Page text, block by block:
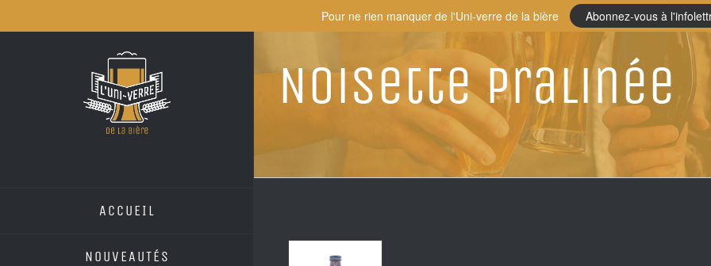
to
ACCUEIL
NOUVEAUTÉS
Noisette pralinée
Pour ne rien manquer de l'Uni-verre de la bière Abonnez-vous à